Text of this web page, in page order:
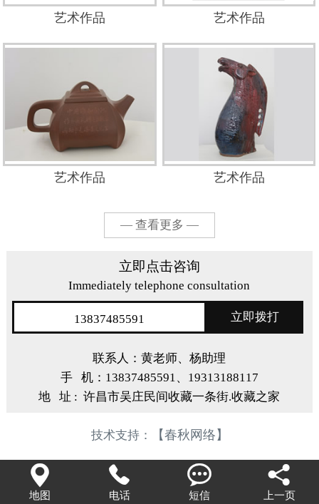
艺术作品 艺术作品
艺术作品 艺术作品
— 查看更多 —
立即点击咨询
Immediately telephone consultation
13837485591 立即拨打
联系人：黄老师、杨助理
手 机：13837485591、19313188117
地 址 : 许昌市吴庄民间收藏一条街.收藏之家
技术支持： 【春秋网络】

地图

电话

短信

上一页